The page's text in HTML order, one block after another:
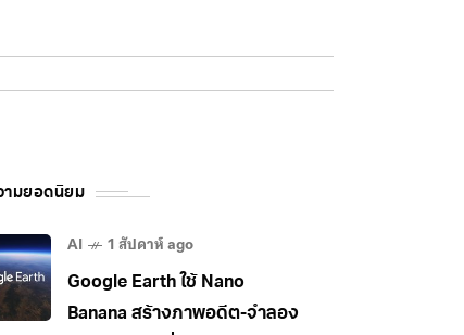
ามยอดนิยม
AI 1 สัปดาห์ ago
Google Earth ใช้ Nano
Banana สร้างภาพอดีต-จำลอง